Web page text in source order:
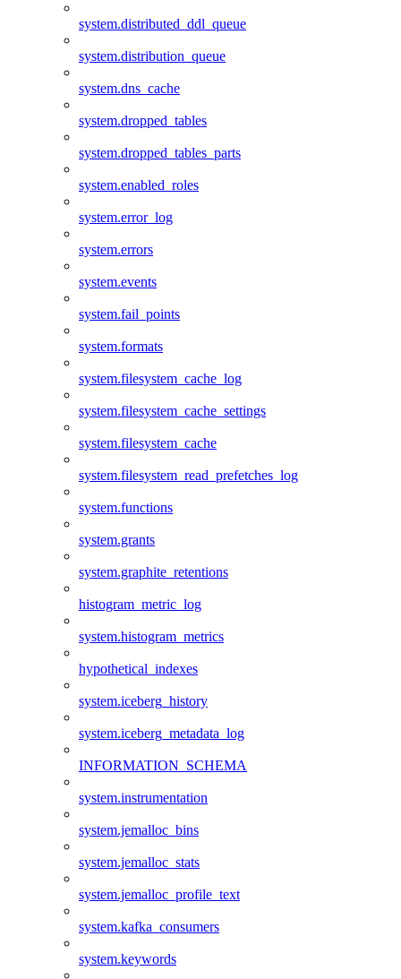
system.distributed_ddl_queue
system.distribution_queue
system.dns_cache
system.dropped_tables
system.dropped_tables_parts
system.enabled_roles
system.error_log
system.errors
system.events
system.fail_points
system.formats
system.filesystem_cache_log
system.filesystem_cache_settings
system.filesystem_cache
system.filesystem_read_prefetches_log
system.functions
system.grants
system.graphite_retentions
histogram_metric_log
system.histogram_metrics
hypothetical_indexes
system.iceberg_history
system.iceberg_metadata_log
INFORMATION_SCHEMA
system.instrumentation
system.jemalloc_bins
system.jemalloc_stats
system.jemalloc_profile_text
system.kafka_consumers
system.keywords